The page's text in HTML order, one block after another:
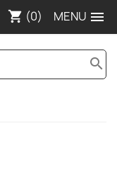

shopping_cart (0)
search